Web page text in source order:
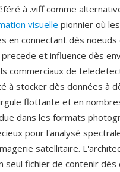
à .viff comme
visuelle pionnier où
en connectant dès
et influence dès
commerciaux de
à stocker dès données à
flottante et en
dans les formats
pour l'analysé
satellitaire.
fichier de contenir